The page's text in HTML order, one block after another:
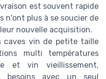
est souvent rapide
n'ont plus à se soucier de
nouvelle acquisition.
caves vin de petite taille
multi températures
et vin vieillissement,
besoins avec un seul